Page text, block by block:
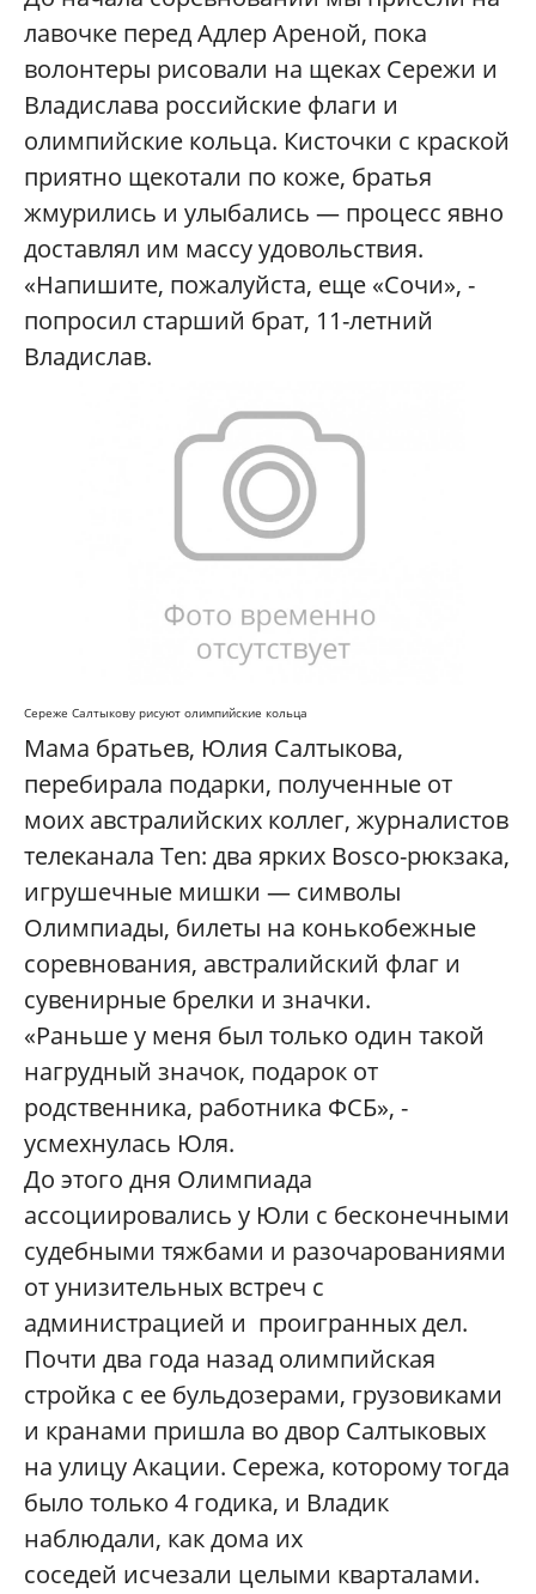
лавочке перед Адлер Ареной, пока
волонтеры рисовали на щеках Сережи и
Владислава российские флаги и
олимпийские кольца. Кисточки с краской
приятно щекотали по коже, братья
жмурились и улыбались — процесс явно
доставлял им массу удовольствия.
«Напишите, пожалуйста, еще «Сочи», -
попросил старший брат, 11-летний
Владислав.
Сереже Салтыкову рисуют олимпийские кольца
Мама братьев, Юлия Салтыкова,
перебирала подарки, полученные от
моих австралийских коллег, журналистов
телеканала Ten: два ярких Bosco-рюкзака,
игрушечные мишки — символы
Олимпиады, билеты на конькобежные
соревнования, австралийский флаг и
сувенирные брелки и значки.
«Раньше у меня был только один такой
нагрудный значок, подарок от
родственника, работника ФСБ», -
усмехнулась Юля.
До этого дня Олимпиада
ассоциировались у Юли с бесконечными
судебными тяжбами и разочарованиями
от унизительных встреч с
администрацией и проигранных дел.
Почти два года назад олимпийская
стройка с ее бульдозерами, грузовиками
и кранами пришла во двор Салтыковых
на улицу Акации. Сережа, которому тогда
было только 4 годика, и Владик
наблюдали, как дома их
соседей исчезали целыми кварталами.